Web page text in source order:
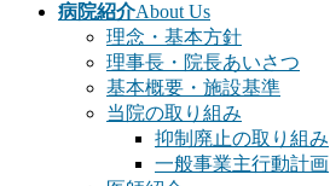
病院紹介About Us
理念・基本方針
理事長・院長あいさつ
基本概要・施設基準
当院の取り組み
抑制廃止の取り組み
一般事業主行動計画